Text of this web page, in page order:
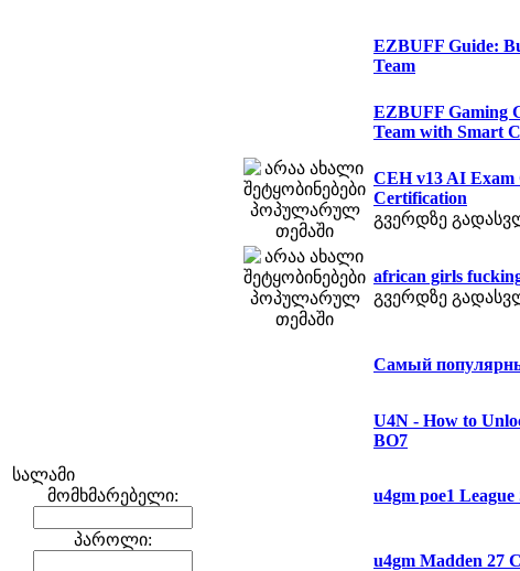
სალამი
მომხმარებელი:
პაროლი:
EZBUFF Guide:
Team
EZBUFF Gaming
Team with Smart
CEH v13 AI Exam
Certification
გვერდზე
african girls
გვერდზე
Самый
U4N - How to
BO7
u4gm poe1
u4gm Madden 27